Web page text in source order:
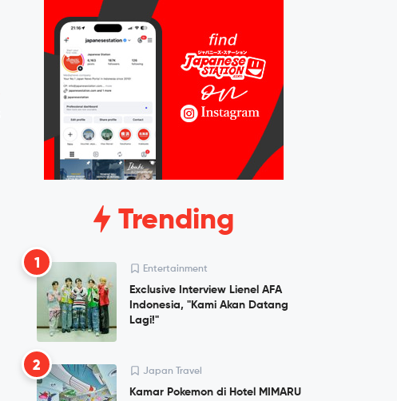
Trending
1 Entertainment
Exclusive Interview Lienel AFA
Indonesia, "Kami Akan Datang
Lagi!"
2 Japan Travel
Kamar Pokemon di Hotel MIMARU